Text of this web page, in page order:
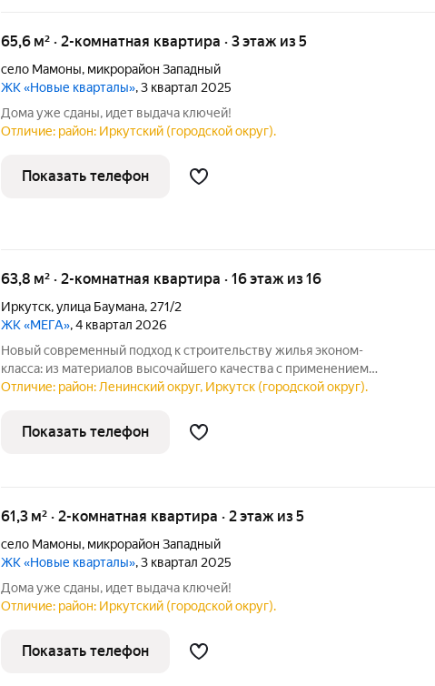
65,6 м² · 2-комнатная квартира · 3 этаж из 5
село Мамоны, микрорайон Западный
ЖК «Новые кварталы», 3 квартал 2025
Дома уже сданы, идет выдача ключей!
Отличие: район: Иркутский (городской округ).
Показать телефон
63,8 м² · 2-комнатная квартира · 16 этаж из 16
Иркутск,улица Баумана, 271/2
ЖК «МЕГА», 4 квартал 2026
Новый современный подход к строительству жилья эконом-
класса: из материалов высочайшего качества с применением
передовых технологий. Развитая инфраструктура: самая большая
«Метро», остановки
Отличие: район: Ленинский округ, Иркутск (городской округ).
Показать телефон
61,3 м² · 2-комнатная квартира · 2 этаж из 5
село Мамоны, микрорайон Западный
ЖК «Новые кварталы», 3 квартал 2025
Дома уже сданы, идет выдача ключей!
Отличие: район: Иркутский (городской округ).
Показать телефон